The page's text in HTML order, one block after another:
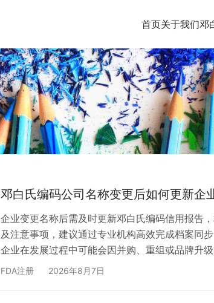
首页关于我们邓
邓白氏编码公司名称变更后如何更新企
企业变更名称后需及时更新邓白氏编码信用报告
及注意事项，建议通过专业机构高效完成档案同
企业在发展过程中可能会因并购、重组或品牌升
企业已完成邓白氏编码（D-U-N-S Number）登
FDA注册 2026年8月7日